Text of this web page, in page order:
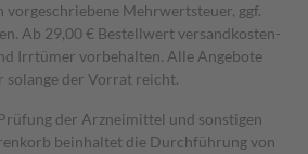
vorgeschriebene Mehrwertsteuer, ggf.
Ab 29,00 € Bestell­wert versand­kosten­
Irrtümer vorbehalten. Alle Angebote
solange der Vorrat reicht.
der Arzneimittel und sonstigen
beinhaltet die Durchführung von